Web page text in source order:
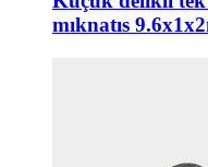
mıknatıs